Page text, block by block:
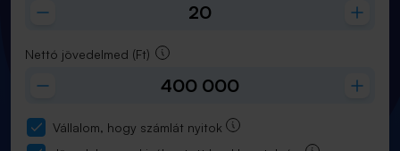
Nettó jövedelmed (Ft)
Vállalom, hogy számlát nyitok